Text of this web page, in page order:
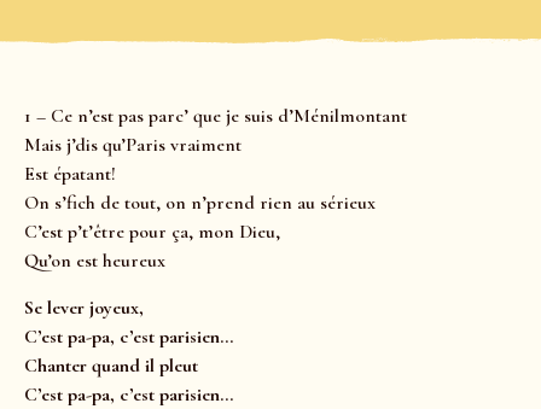
1 – Ce n’est pas parc’ que je suis d’Ménilmontant
Mais j’dis qu’Paris vraiment
Est épatant!
On s’fich de tout, on n’prend rien au sérieux
C’est p’t’être pour ça, mon Dieu,
Qu’on est heureux
Se lever joyeux,
C’est pa-pa, c’est parisien…
Chanter quand il pleut
C’est pa-pa, c’est parisien…